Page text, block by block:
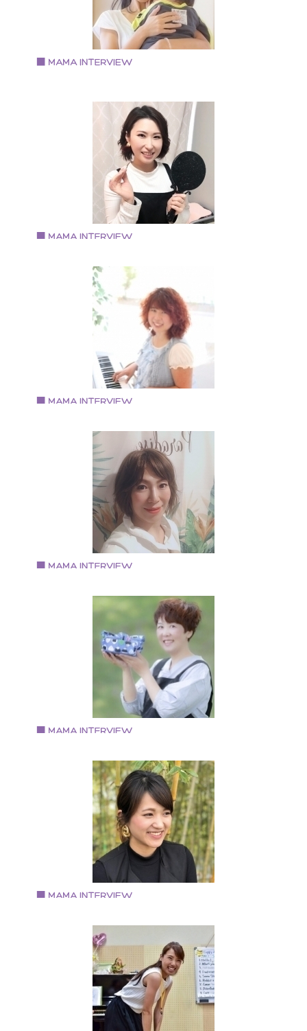
ープランナー ・2019年度 Flying Tiger Copenhagen
パーティー部 部長
ベビーヨガインストラクター
東大阪在中。３児のママ。 ベビーヨガインストラクタ
中原 和子さん
ビューティーサロンemire 代表
大阪美容専門学校卒業後、京都や東京の美容院、サロ
で働いた後出産。 地元大阪でマツエク業界に。子連れ
通えるサロンを目指し、プライベートサロン《emire》
オープン。 ビューティーサロンemire 代表
今安志保さん
・ピアニスト 作詞作曲 脚本家 ・赤ちゃんの笑顔ソムリ
エ ・感性共育 講師 ・株式会社オーリーコーポレーショ
ン 代表取締役社長 作詞、脚本、ラジオパーソナリティ
どもマルチに手掛ける。 ミュージシャンとしての活動
他、子育てや生き方のセミナーなどで共育プログラム
講演、提供している。
片山 方子さん
短大卒業後モロゾフ、メニュー開発部にてフレンチと
ャイニーズの融合レシピ考案 ホリデイイン南海2階ウエ
ディング&パーティ&ブッフェのチーフパティシエ パ
ーキ専門店「mg」にてフードコーディネーター 本町
トクッキングスクール講師 八尾市パティシエ岡田にて
ティシエ 八尾リラクゼーションサロン店長、スタッフ
修トレーナー兼任
持田 亜友美さん
1973年京都生まれ。大阪市在住。 トロンボーン奏者の
と長男（2019年当時小4）の 3人家族。 短大卒業後、
アーコンダクターとして勤務。 出産を機に退職。専業
婦になる。 自身がお料理教室に通ったことや息子が料
に興味を持ったことがきっかけで、現在は「ぼくとわ
しのおべんとうクラブ」を主宰し、子どもだけで作る
弁当作り教室を大阪で開催。
6歳3歳の兄弟の母。食べる事や料理する事が好き。 予
医学食養生士 野菜ソムリエ フードコーディネーター 耳
つぼシニアインストラクター わらべうたベビーマッサ
ジ フォトアルバムコーディネーター